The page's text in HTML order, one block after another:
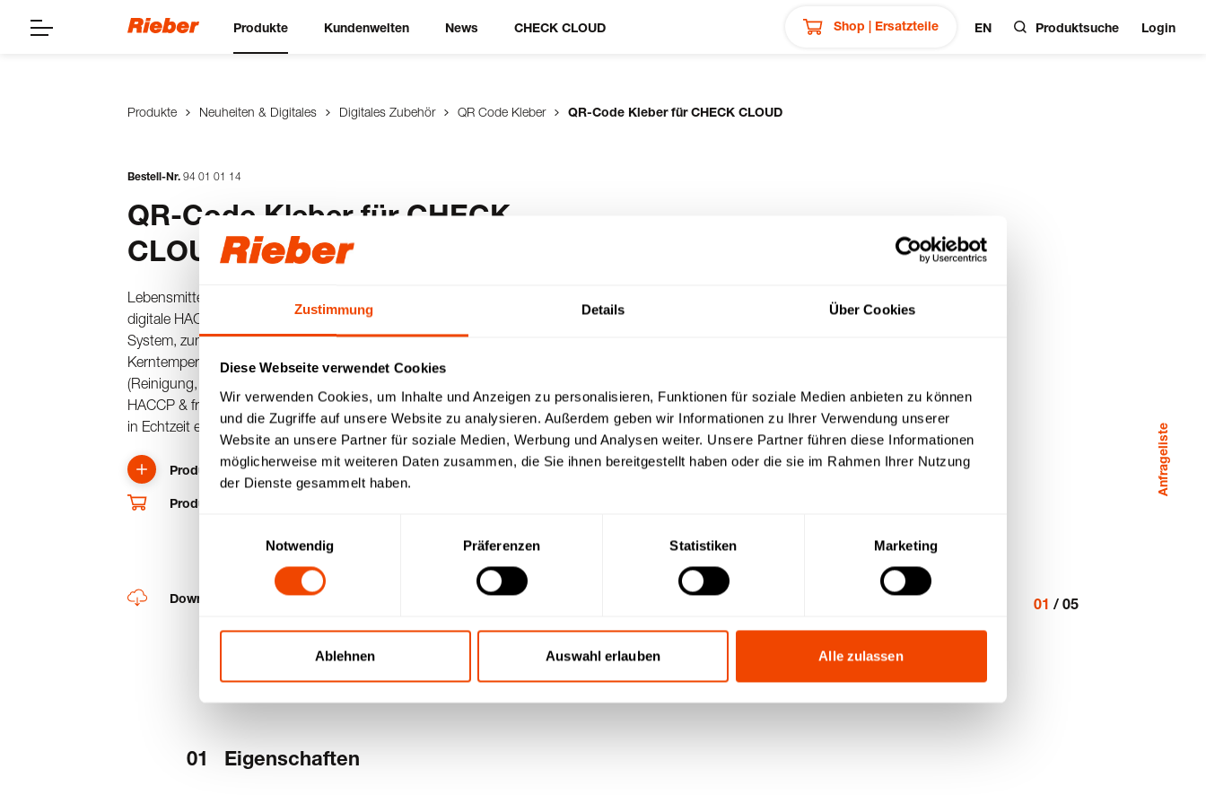
Zustimmung Details Über Cookies
Diese Webseite verwendet Cookies
Wir verwenden Cookies, um Inhalte und Anzeigen zu personalisieren, Funktionen für soziale Medien anbieten zu können
und die Zugriffe auf unsere Website zu analysieren. Außerdem geben wir Informationen zu Ihrer Verwendung unserer
Website an unsere Partner für soziale Medien, Werbung und Analysen weiter. Unsere Partner führen diese Informationen
möglicherweise mit weiteren Daten zusammen, die Sie ihnen bereitgestellt haben oder die sie im Rahmen Ihrer Nutzung
der Dienste gesammelt haben.
Notwendig
Präferenzen Statistiken Marketing
Ablehnen Auswahl erlauben Alle zulassen
Produkte Kundenwelten News CHECK CLOUD Shop | Ersatzteile EN Produktsuche Login
Produkte Neuheiten & Digitales Digitales Zubehör QR Code Kleber QR-Code Kleber für CHECK CLOUD
01 / 05
Bestell-Nr. 94 01 01 14
QR-Code Kleber für CHECK
CLOUD
Lebensmittelzertifizierter QR-Code Kleber (46 x 23 mm) für die
digitale HACCP-Dokumentation mit unserem CHECK HACCP
System, zum Scannen mit der App. Für Mobile
Kerntemperaturmessung, sowie universale Checklisten
(Reinigung, Hygiene, Wartung, ToDo´s etc.). Papier- & lückenlose
HACCP & frühzeitige Alarmierung bei Kühlhausausfall - alle Daten
in Echtzeit einsehbar von überall aus zentral in ihrem Dashboard.
Produkt anfragen
Produkt im Shop kaufen
Downloads
Eigenschaften
Anfrageliste